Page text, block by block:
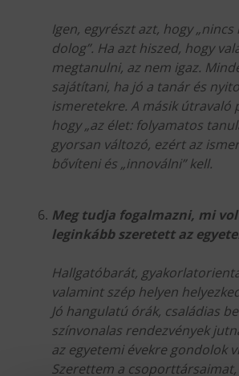
Igen, egyrészt azt, hogy
dolog”. Ha azt hiszed, hogy
megtanulni, az nem igaz.
sajátítani, ha jó a tanár és
ismeretekre. A másik útravaló
hogy „az élet: folyamatos
gyorsan változó, ezért az
bővíteni és „innoválni” kell.
Meg tudja fogalmazni, mi
leginkább szeretett az
Hallgatóbarát,
valamint szép helyen
Jó hangulatú órák, családias
színvonalas rendezvények
az egyetemi évekre gondolok
Szerettem a csoporttársaimat,